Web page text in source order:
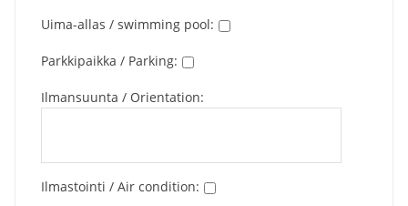
Uima-allas / swimming pool:
Parkkipaikka / Parking:
Ilmansuunta / Orientation:
Ilmastointi / Air condition: